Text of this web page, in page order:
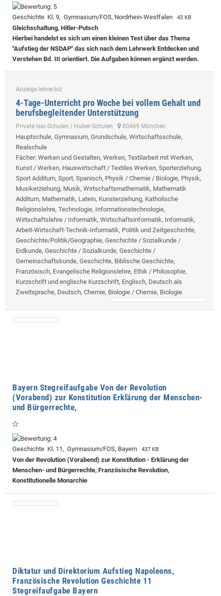
Geschichte Kl. 9, Gymnasium/FOS, Nordrhein-Westfalen 43 KB
Gleichschaltung, Hitler-Putsch
Hierbei handelst es sich um einen kleinen Test über das Thema
"Aufstieg der NSDAP" das sich nach dem Lehrwerk Entdecken und
Verstehen Bd. III orientiert. Die Aufgaben können ergänzt werden.
Anzeige lehrer.biz
4-Tage-Unterricht pro Woche bei vollem Gehalt und
berufsbegleitender Unterstützung
Private Isar-Schulen / Huber-Schulen 80469 München
Hauptschule, Gymnasium, Grundschule, Wirtschaftsschule,
Realschule
Fächer: Werken und Gestalten, Werken, Textilarbeit mit Werken,
Kunst / Werken, Hauswirtschaft / Textiles Werken, Sporterziehung,
Sport Additum, Sport, Spanisch, Physik / Chemie / Biologie, Physik,
Musikerziehung, Musik, Wirtschaftsmathematik, Mathematik
Additum, Mathematik, Latein, Kunsterziehung, Katholische
Religionslehre, Technologie, Informationstechnologie,
Wirtschaftslehre / Informatik, Wirtschaftsinformatik, Informatik,
Arbeit-Wirtschaft-Technik-Informatik, Politik und Zeitgeschichte,
Geschichte/Politik/Geographie, Geschichte / Sozialkunde /
Erdkunde, Geschichte / Sozialkunde, Geschichte /
Gemeinschaftskunde, Geschichte, Biblische Geschichte,
Französisch, Evangelische Religionslehre, Ethik / Philosophie,
Kurzschrift und englische Kurzschrift, Englisch, Deutsch als
Zweitsprache, Deutsch, Chemie, Biologie / Chemie, Biologie
Bayern Stegreifaufgabe Von der Revolution
(Vorabend) zur Konstitution Erklärung der Menschen-
und Bürgerrechte,
Geschichte Kl. 11, Gymnasium/FOS, Bayern 437 KB
Von der Revolution (Vorabend) zur Konstitution - Erklärung der
Menschen- und Bürgerrechte, Französische Revolution,
Konstitutionelle Monarchie
Diktatur und Direktorium Aufstieg Napoleons,
Französische Revolution Geschichte 11
Stegreifaufgabe Bayern